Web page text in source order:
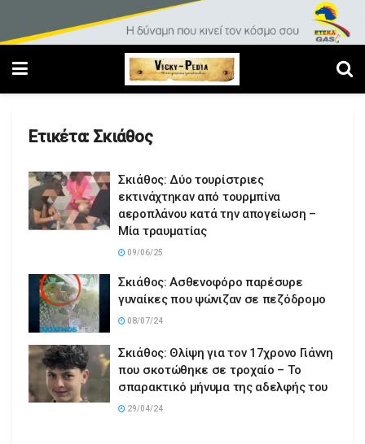
Ετικέτα: Σκιάθος
Σκιάθος: Δύο τουρίστριες
εκτινάχτηκαν από τουρμπίνα
αεροπλάνου κατά την απογείωση –
Μία τραυματίας
09/06/25
Σκιάθος: Ασθενοφόρο παρέσυρε
γυναίκες που ψώνιζαν σε πεζόδρομο
08/07/24
Σκιάθος: Θλίψη για τον 17χρονο Γιάννη
που σκοτώθηκε σε τροχαίο – Το
σπαρακτικό μήνυμα της αδελφής του
29/04/24